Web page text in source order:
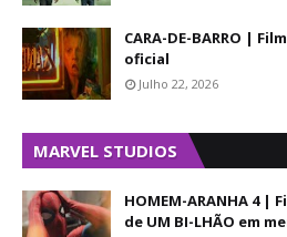
CARA-DE-BARRO |
oficial
Julho 22, 2026
MARVEL STUDIOS
HOMEM-ARANHA 4 |
de UM BI-LHÃO em